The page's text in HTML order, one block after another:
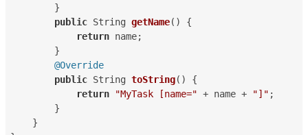
        }
public String getName() {
return name;
        }
@Override
public String toString() {
return
"MyTask [name=" + name + "]" ;
        }
    }